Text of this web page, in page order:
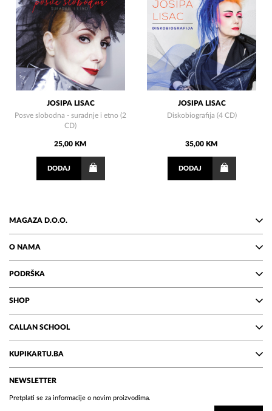
JOSIPA LISAC
Posve slobodna - suradnje i etno (2
CD)
25,00 KM
DODAJ
JOSIPA LISAC
Diskobiografija (4 CD)
35,00 KM
DODAJ
MAGAZA D.O.O.
O NAMA
PODRŠKA
SHOP
CALLAN SCHOOL
KUPIKARTU.BA
NEWSLETTER
Pretplati se za informacije o novim proizvodima.